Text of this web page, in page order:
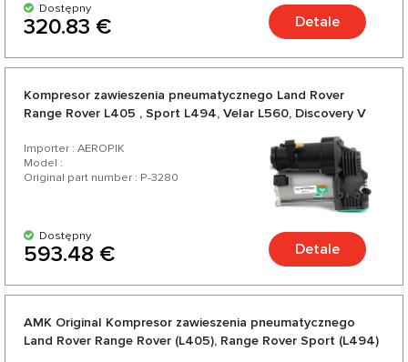
Dostępny
320.83 € Detale
Kompresor zawieszenia pneumatycznego Land Rover
Range Rover L405 , Sport L494, Velar L560, Discovery V
Importer : AEROPIK
Model :
Original part number : P-3280
Dostępny
593.48 € Detale
AMK Original Kompresor zawieszenia pneumatycznego
Land Rover Range Rover (L405), Range Rover Sport (L494)